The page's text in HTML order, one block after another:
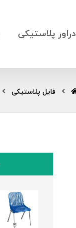
دراور پلاستیکی
فایل پلاستیکی